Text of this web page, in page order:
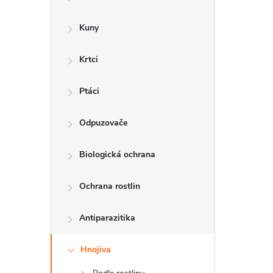
Kuny
Krtci
Ptáci
Odpuzovače
Biologická ochrana
Ochrana rostlin
Antiparazitika
Hnojiva